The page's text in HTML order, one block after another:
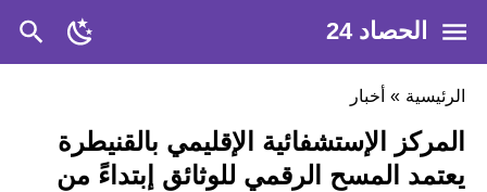
الحصاد 24
الرئيسية » أخبار
المركز الإستشفائية الإقليمي بالقنيطرة
يعتمد المسح الرقمي للوثائق إبتداءً من